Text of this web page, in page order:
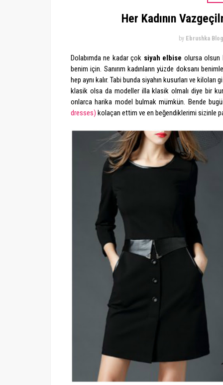
Her Kadının
by Ebrushka Blog
Dolabımda ne kadar çok siyah elbise olursa olsun
benim için. Sanırım kadınların yüzde doksanı
hep aynı kalır. Tabi bunda siyahın kusurları ve
klasik olsa da modeller illa klasik olmalı diye bir
onlarca harika model bulmak mümkün. Bende
dresses) kolaçan ettim ve en beğendiklerimi sizinle